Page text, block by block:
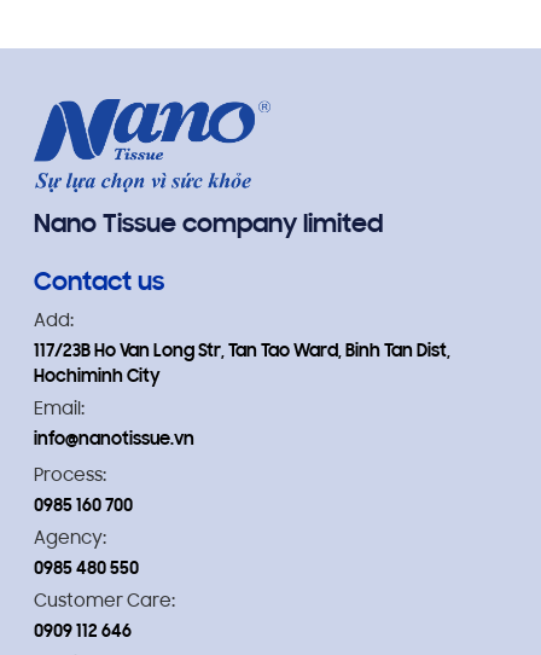
Nano Tissue company limited
Contact us
Add:
117/23B Ho Van Long Str, Tan Tao Ward, Binh Tan Dist,
Hochiminh City
Email:
info@nanotissue.vn
Process:
0985 160 700
Agency:
0985 480 550
Customer Care:
0909 112 646